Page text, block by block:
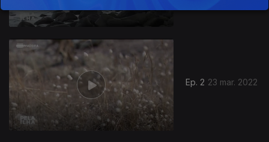
Ep. 2 23 mar. 2022
605226